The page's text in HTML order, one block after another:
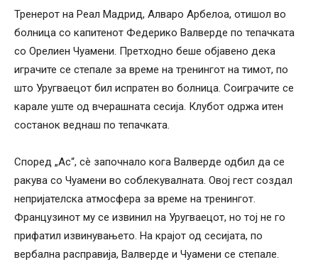
Тренерот на Реал Мадрид, Алваро Арбелоа, отишол во
болница со капитенот Федерико Валверде по тепачката
со Орелиен Чуамени. Претходно беше објавено дека
играчите се степале за време на тренингот на тимот, по
што Уругваецот бил испратен во болница. Соиграчите се
карале уште од вчерашната сесија. Клубот одржа итен
состанок веднаш по тепачката.
Според „Ас“, сè започнало кога Валверде одбил да се
ракува со Чуамени во соблекувалната. Овој гест создал
непријателска атмосфера за време на тренингот.
Французинот му се извинил на Уругваецот, но тој не го
прифатил извинувањето. На крајот од сесијата, по
вербална расправија, Валверде и Чуамени се степале.